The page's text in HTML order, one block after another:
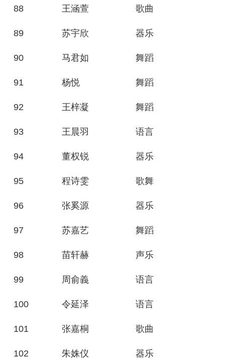
88 王涵萱 歌曲
89 苏宇欣 器乐
90 马君如 舞蹈
91 杨悦 舞蹈
92 王梓凝 舞蹈
93 王晨羽 语言
94 董权锐 器乐
95 程诗雯 歌舞
96 张奚源 器乐
97 苏嘉艺 舞蹈
98 苗轩赫 声乐
99 周俞義 语言
100 令延泽 语言
101 张嘉桐 歌曲
102 朱姝仪 器乐